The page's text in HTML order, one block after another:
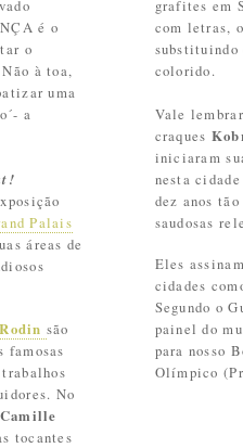
é o
o
à toa,
uma
a
Palais
áreas de
Rodin são
famosas
No
Camille
tocantes
grafites em
com letras,
substituindo
colorido.
Vale
craques
iniciaram
nesta cidade
dez anos
saudosas
Eles
cidades
Segundo o
painel do
para nosso
Olímpico